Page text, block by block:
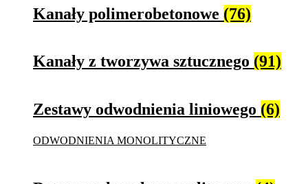
Kanały polimerobetonowe (76)
Kanały z tworzywa sztucznego (91)
Zestawy odwodnienia liniowego (6)
ODWODNIENIA MONOLITYCZNE